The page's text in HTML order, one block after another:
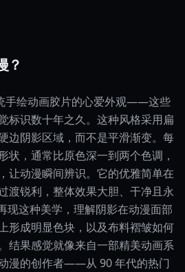
？
手绘动画胶片的心爱外观——这些
标识数十年之久。这种风格采用扁
边阴影区域，而不是平滑渐变。每
状，通常比原色深一到两个色调，
让动漫瞬间辨识。它的优雅简单在
渡锐利，整体效果大胆、干净且永
现这种美学，理解阴影在动漫面部
形成明显色块，以及布料褶皱如何
结果感觉就像来自一部精美动画系
漫的创作者——从 90 年代的热门